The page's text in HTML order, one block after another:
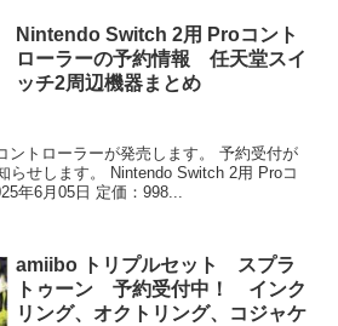
Nintendo Switch 2用 Proコント
ローラーの予約情報 任天堂スイ
ッチ2周辺機器まとめ
ントローラーが発売します。 予約受付が
らせします。 Nintendo Switch 2用 Proコ
年6月05日 定価：998...
amiibo トリプルセット スプラ
トゥーン 予約受付中！ インク
リング、オクトリング、コジャケ